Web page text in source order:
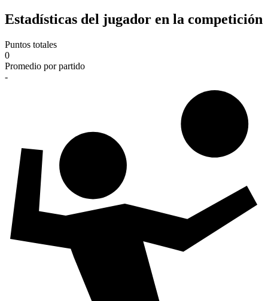
Estadísticas del jugador en la competición
Puntos totales
0
Promedio por partido
-